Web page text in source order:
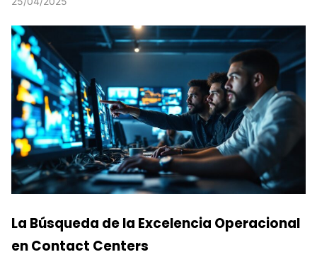
La Búsqueda de la Excelencia Operacional
en Contact Centers